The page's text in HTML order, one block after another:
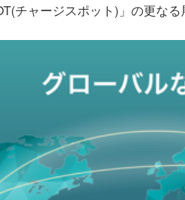
チャージスポット)」の更な